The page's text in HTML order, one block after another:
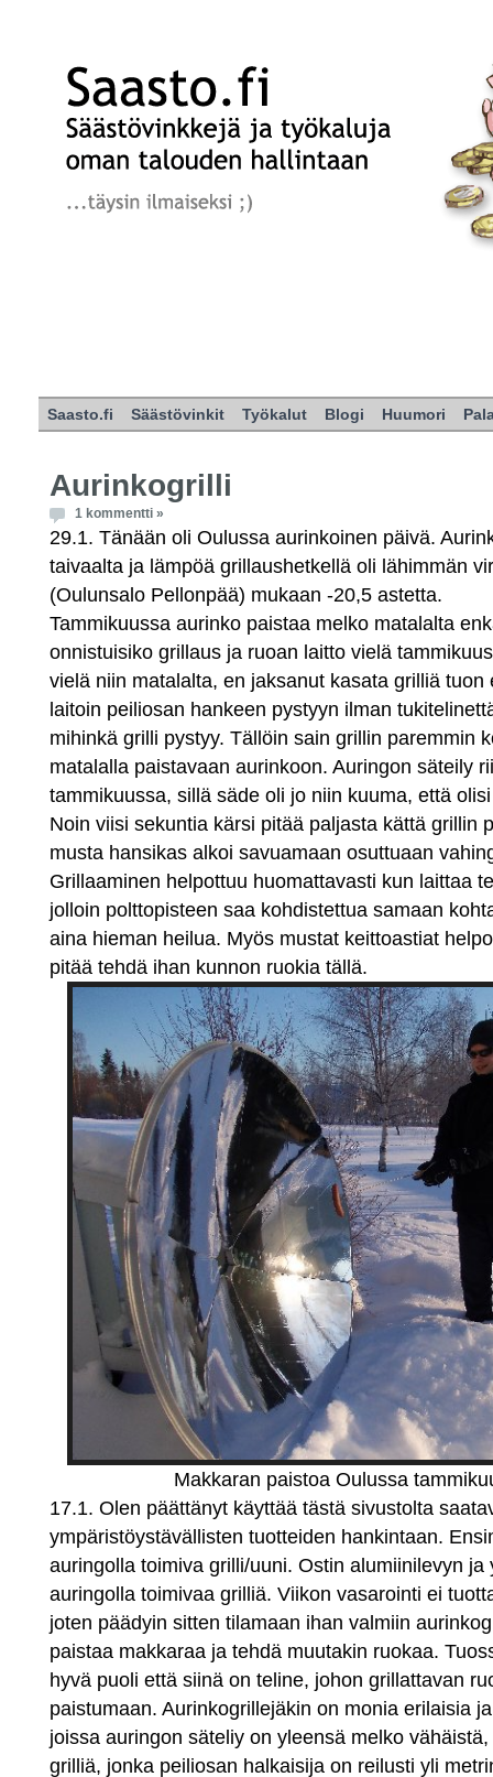
Saasto.fi Säästövinkit Työkalut Blogi Huumori
Aurinkogrilli
1 kommentti »
29.1. Tänään oli Oulussa aurinkoinen päivä.
taivaalta ja lämpöä grillaushetkellä oli lähimmän
(Oulunsalo Pellonpää) mukaan -20,5 astetta.
Tammikuussa aurinko paistaa melko matalalta
onnistuisiko grillaus ja ruoan laitto vielä
vielä niin matalalta, en jaksanut kasata grilliä tuon
laitoin peiliosan hankeen pystyyn ilman
mihinkä grilli pystyy. Tällöin sain grillin paremmin
matalalla paistavaan aurinkoon. Auringon säteily
tammikuussa, sillä säde oli jo niin kuuma, että
Noin viisi sekuntia kärsi pitää paljasta kättä grillin
musta hansikas alkoi savuamaan osuttuaan
Grillaaminen helpottuu huomattavasti kun laittaa
jolloin polttopisteen saa kohdistettua samaan
aina hieman heilua. Myös mustat keittoastiat
pitää tehdä ihan kunnon ruokia tällä.
Makkaran paistoa Oulussa
17.1. Olen päättänyt käyttää tästä sivustolta
ympäristöystävällisten tuotteiden hankintaan.
auringolla toimiva grilli/uuni. Ostin alumiinilevyn ja
auringolla toimivaa grilliä. Viikon vasarointi ei
joten päädyin sitten tilamaan ihan valmiin
paistaa makkaraa ja tehdä muutakin ruokaa.
hyvä puoli että siinä on teline, johon grillattavan
paistumaan. Aurinkogrillejäkin on monia erilaisia
joissa auringon säteliy on yleensä melko
grilliä, jonka peiliosan halkaisija on reilusti yli